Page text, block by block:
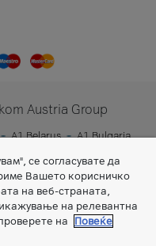
Austria Group
A1 Belarus
A1 Bulgaria
Digital
се согласувате да
Вашето корисничко
на веб-страната,
на релевантна
на
Повеќе